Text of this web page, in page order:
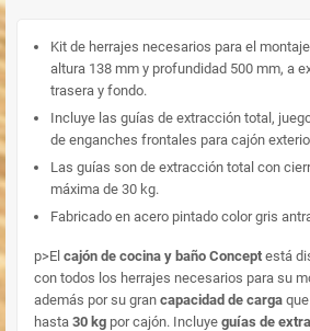
Kit de herrajes necesarios para el
altura 138 mm y profundidad 500 mm, a
trasera y fondo.
Incluye las guías de extracción total,
de enganches frontales para cajón
Las guías son de extracción total con
máxima de 30 kg.
Fabricado en acero pintado color gris
p>El cajón de cocina y baño Concept está
con todos los herrajes necesarios para su
además por su gran capacidad de carga
hasta 30 kg por cajón. Incluye guías de